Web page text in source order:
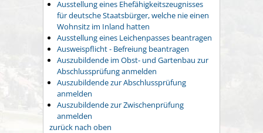
Ausstellung eines Ehefähigkeitszeugnisses
für deutsche Staatsbürger, welche nie einen
Wohnsitz im Inland hatten
Ausstellung eines Leichenpasses beantragen
Ausweispflicht - Befreiung beantragen
Auszubildende im Obst- und Gartenbau zur
Abschlussprüfung anmelden
Auszubildende zur Abschlussprüfung
anmelden
Auszubildende zur Zwischenprüfung
anmelden
zurück nach oben